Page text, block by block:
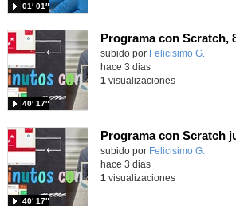
01′ 01″
Contenido educativo.
subido por Felicisimo G.
40′ 17″
hace 3 dias
1 visualizaciones
Contenido educativo.
subido por Felicisimo G.
40′ 17″
hace 3 dias
1 visualizaciones